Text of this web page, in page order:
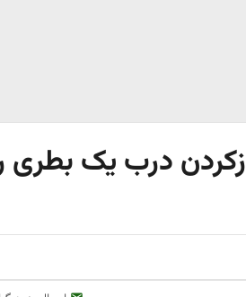
درب یک بطری